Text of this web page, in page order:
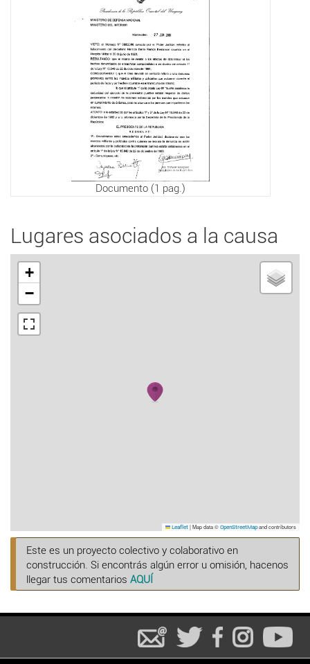
Documento (1 pag.)
Lugares asociados a la causa
+
−
Leaflet |Map data © OpenStreetMapand contributors
Este es un proyecto colectivo y colaborativo en
construcción. Si encontrás algún error u omisión, hacenos
llegar tus comentarios AQUÍ